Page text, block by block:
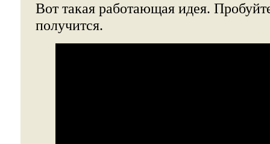
Вот такая работающая идея.
получится.